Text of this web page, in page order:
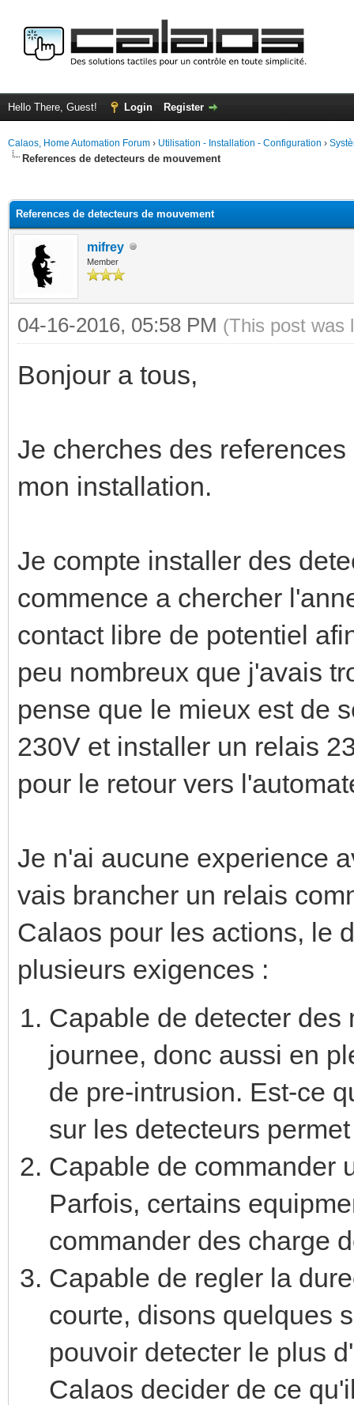
Hello There, Guest! Login Register
Calaos, Home Automation Forum › Utilisation - Installation - Configuration ›
References de detecteurs de mouvement
References de detecteurs de mouvement
mifrey
Member
04-16-2016, 05:58 PM (This post was
Bonjour a tous,
Je cherches des
mon installation.
Je compte installer des
commence a chercher
contact libre de potentiel
peu nombreux que j'avais
pense que le mieux est de
230V et installer un relais
pour le retour vers
Je n'ai aucune experience
vais brancher un relais
Calaos pour les actions, le
plusieurs exigences :
Capable de detecter des
journee, donc aussi en
de pre-intrusion. Est-ce
sur les detecteurs
Capable de commander
Parfois, certains
commander des charge
Capable de regler la
courte, disons quelques
pouvoir detecter le plus
Calaos decider de ce